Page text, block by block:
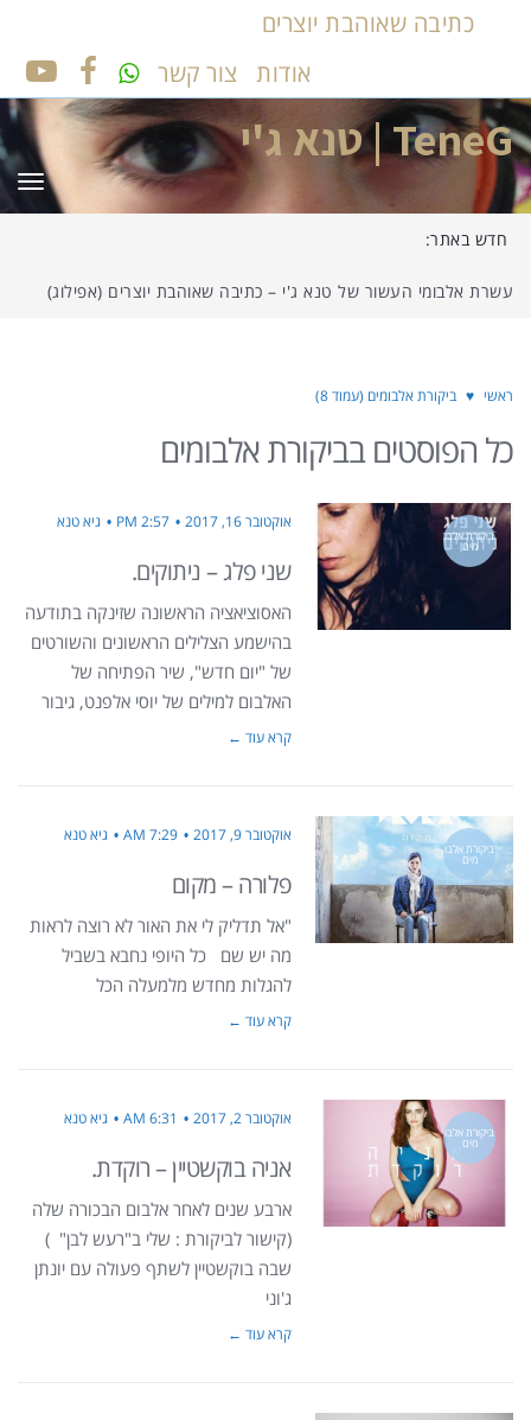
כתיבה שאוהבת יוצרים
אודות
צור קשר
TeneG | טנא ג'י
חדש באתר:
עשרת אלבומי העשור של טנא ג'י – כתיבה שאוהבת יוצרים (אפילוג)
ראשי ♥ ביקורת אלבומים (עמוד 8)
כל הפוסטים בביקורת אלבומים
ביקורת אלבו
מים
אוקטובר 16, 2017 2:57 PM גיא טנא
שני פלג – ניתוקים.
האסוציאציה הראשונה שזינקה בתודעה
בהישמע הצלילים הראשונים והשורטים
של "יום חדש", שיר הפתיחה של
האלבום למילים של יוסי אלפנט, גיבור
קרא עוד ←
ביקורת אלבו
מים
אוקטובר 9, 2017 7:29 AM גיא טנא
פלורה – מקום
"אל תדליק לי את האור לא רוצה לראות
מה יש שם כל היופי נחבא בשביל
להגלות מחדש מלמעלה הכל
קרא עוד ←
ביקורת אלבו
מים
אוקטובר 2, 2017 6:31 AM גיא טנא
אניה בוקשטיין – רוקדת.
ארבע שנים לאחר אלבום הבכורה שלה
(קישור לביקורת : שלי ב"רעש לבן" )
שבה בוקשטיין לשתף פעולה עם יונתן
ג'וני
קרא עוד ←